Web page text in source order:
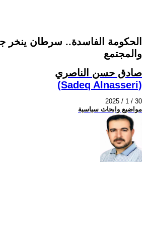
الحكومة الفاسدة.. سرطان ينخر
والمجتمع
صادق حسن الناصري
(Sadeq Alnasseri)
2025 / 1 / 30
مواضيع وابحاث سياسية